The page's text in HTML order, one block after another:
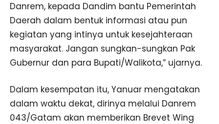
Danrem, kepada Dandim bantu Pemerintah
Daerah dalam bentuk informasi atau pun
kegiatan yang intinya untuk kesejahteraan
masyarakat. Jangan sungkan-sungkan Pak
Gubernur dan para Bupati/Walikota,” ujarnya.
Dalam kesempatan itu, Yanuar mengatakan
dalam waktu dekat, dirinya melalui Danrem
043/Gatam akan memberikan Brevet Wing